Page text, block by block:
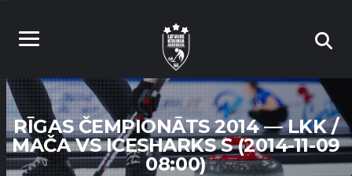
RĪGAS ČEMPIONĀTS 2014 — LKK /
MAČA VS ICESHARKS S (2014-11-09
08:00)